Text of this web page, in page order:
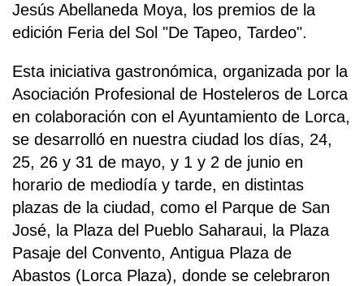
Jesús Abellaneda Moya, los premios de la
edición Feria del Sol "De Tapeo, Tardeo".
Esta iniciativa gastronómica, organizada por la
Asociación Profesional de Hosteleros de Lorca
en colaboración con el Ayuntamiento de Lorca,
se desarrolló en nuestra ciudad los días, 24,
25, 26 y 31 de mayo, y 1 y 2 de junio en
horario de mediodía y tarde, en distintas
plazas de la ciudad, como el Parque de San
José, la Plaza del Pueblo Saharaui, la Plaza
Pasaje del Convento, Antigua Plaza de
Abastos (Lorca Plaza), donde se celebraron